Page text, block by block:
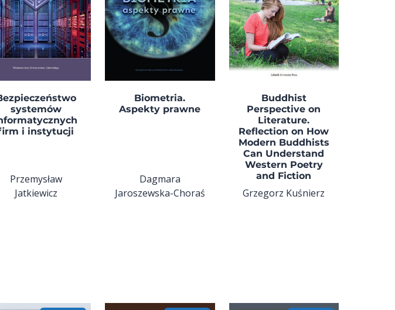
systemów
i instytucji
Przemysław
Jatkiewicz
Biometria.
Aspekty prawne
Dagmara
Jaroszewska-Choraś
Buddhist
Perspective on
Literature.
Reflection on How
Modern Buddhists
Can Understand
Western Poetry
and Fiction
Grzegorz Kuśnierz